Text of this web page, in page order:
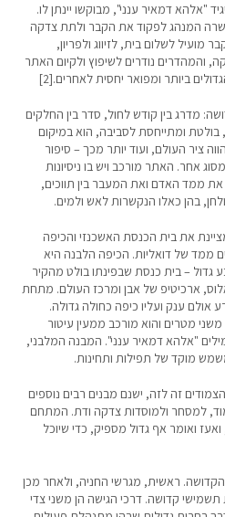
דמאיר ענני", מבוקשו יינתן לו.
המנהג לפקוד את הקבר ולתת צדקה
לשלום בית, לזיווג ולפריון,
נודרים לשיפוץ ולקיום האתר
ביותר ומפואר יחסית לאחרים.[2]
מדרג בין קודש לחול, סדר בין החלקים
ומתייחסת לסביבה, הוא במיקום
העולם, ועוד יותר מכך – סיפור
אחר. האתר מורכב ויש בו ניסיונות
ממד האדם ואת המעבר בין תווכים,
בהן כאלו הנקשרות לאש ולמים.
את בית הכנסת האשכנזי והכיפה
של דואליות. הכיפה הלבנה היא
– בית כנסת שבפינתו בולט מהקיר
ארכיטיפ של אבן ומרכז העולם. מתחת
ענק ועליו כיפה כחולה גדולה.
מטרים והוא מורכב ממעין עיטור
"אלהא דמאיר ענני". המבנה המלבני,
של תפילות ותחינות.
זה לזה, ישנם מבנים רבים נוספים
למסחר ולמוסדות צדקה ודת. המתחם
ואומר אף גדול מספיק, כדי שיוכל
ראשית, מגרשי החניה, ולאחר מכן
קדושה. דרכי הגישה הן משני צדי